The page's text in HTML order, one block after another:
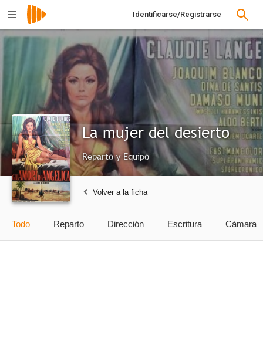
Identificarse/Registrarse
La mujer del desierto
Reparto y Equipo
Volver a la ficha
Todo Reparto Dirección Escritura Cámara